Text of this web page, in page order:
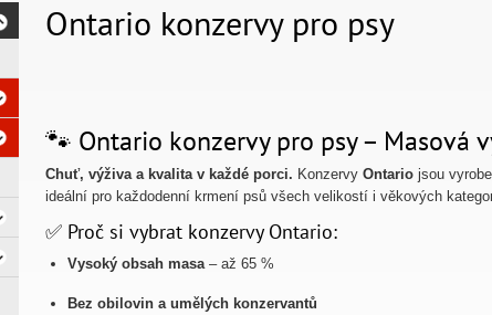
Ontario konzervy pro psy
🐾 Ontario konzervy pro psy – Masová
Chuť, výživa a kvalita v každé porci. Konzervy Ontario jsou
ideální pro každodenní krmení psů všech velikostí i věkových
✅ Proč si vybrat konzervy Ontario:
Vysoký obsah masa– až 65 %
Bez obilovin a umělých konzervantů